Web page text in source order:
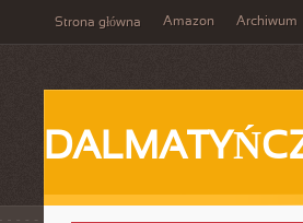
Strona główna Amazon Archiwum